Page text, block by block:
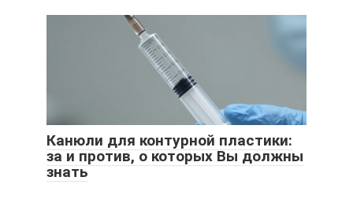
Канюли для контурной пластики:
за и против, о которых Вы должны
знать